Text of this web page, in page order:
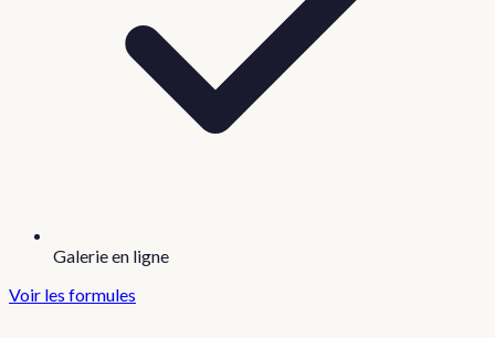
Galerie en ligne
Voir les formules